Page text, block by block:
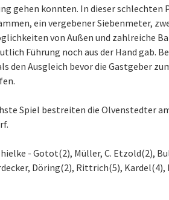
gehen konnten. In dieser schlechten
ein vergebener Siebenmeter,
von Außen und zahlreiche
Führung noch aus der Hand gab.
den Ausgleich bevor die Gastgeber
Spiel bestreiten die Olvenstedter
- Gotot(2), Müller, C. Etzold(2),
Döring(2), Rittrich(5), Kardel(4),